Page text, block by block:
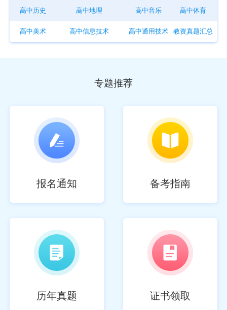
高中历史 高中地理 高中音乐 高中体育
高中美术 高中信息技术 高中通用技术 教资真题汇总
专题推荐
报名通知 备考指南
历年真题 证书领取